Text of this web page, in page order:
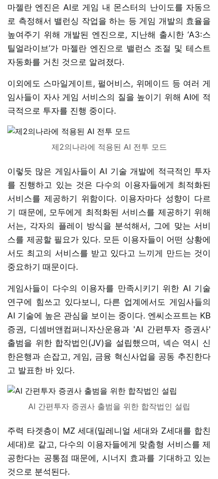
마젤란 엔진은 AI로 게임 내 몬스터의 난이도를 자동으
로 측정해서 밸런싱 작업을 하는 등 게임 개발의 효율을
높여주기 위해 개발된 엔진으로, 지난해 출시한 ‘A3:스
틸얼라이브’가 마젤란 엔진으로 밸런스 조절 및 테스트
자동화를 거친 것으로 알려졌다.
이외에도 스마일게이트, 펄어비스, 위메이드 등 여러 게
임사들이 자사 게임 서비스의 질을 높이기 위해 AI에 적
극적으로 투자를 진행 중이다.
제2의나라에 적용된 AI 전투 모드
이렇듯 많은 게임사들이 AI 기술 개발에 적극적인 투자
를 진행하고 있는 것은 다수의 이용자들에게 최적화된
서비스를 제공하기 위함이다. 이용자마다 성향이 다르
기 때문에, 모두에게 최적화된 서비스를 제공하기 위해
서는, 각자의 플레이 방식을 분석해서, 그에 맞는 서비
스를 제공할 필요가 있다. 모든 이용자들이 어떤 상황에
서도 최고의 서비스를 받고 있다고 느끼게 만드는 것이
중요하기 때문이다.
게임사들이 다수의 이용자를 만족시키기 위한 AI 기술
연구에 힘쓰고 있다보니, 다른 업계에서도 게임사들의
AI 기술에 높은 관심을 보이는 중이다. 엔씨소프트는 KB
증권, 디셈버앤컴퍼니자산운용과 'AI 간편투자 증권사'
출범을 위한 합작법인(JV)을 설립했으며, 넥슨 역시 신
한은행과 손잡고, 게임, 금융 혁신사업을 공동 추진한다
고 발표한 바 있다.
AI 간편투자 증권사 출범을 위한 합작법인 설립
주력 타겟층이 MZ 세대(밀레니얼 세대와 Z세대를 합친
세대)로 같고, 다수의 이용자들에게 맞춤형 서비스를 제
공한다는 공통점 때문에, 시너지 효과를 기대하고 있는
것으로 분석된다.